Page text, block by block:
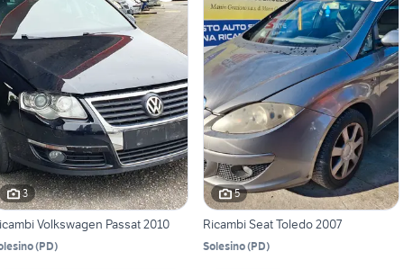
3
Volkswagen Passat 2010
(PD)
5
Ricambi Seat Toledo 2007
Solesino(PD)